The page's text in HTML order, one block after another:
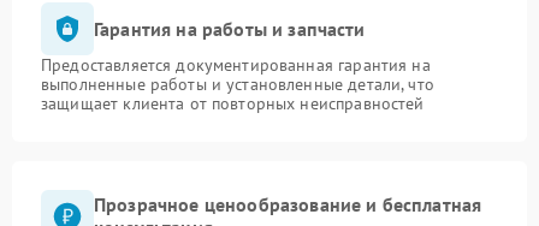
Гарантия на работы и запчасти
Предоставляется документированная гарантия на
выполненные работы и установленные детали, что
защищает клиента от повторных неисправностей
Прозрачное ценообразование и бесплатная